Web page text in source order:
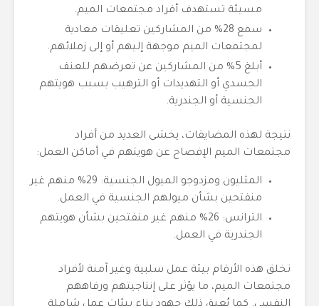
مسيئة تستهدف أفراد مجتمعات الميم.
سمع 28% من المشاركين تعليقات معادية
لمجتمعات الميم موجهة إليهم أو إلى زملائهم.
أبلغ 5% من المشاركين عن تعرضهم للعنف
الجسدي أو التهديدات أو الترهيب بسبب هويتهم
الجنسية أو الجندرية.
نتيجة لهذه المضايقات، يخشى العديد من أفراد
مجتمعات الميم الإفصاح عن هويتهم في أماكن العمل:
المثليون ومزدوجو الميول الجنسية: 29% منهم غير
منفتحين بشأن ميولهم الجنسية في العمل.
الترانس: 26% منهم غير منفتحين بشأن هويتهم
الجندرية في العمل.
تخلق هذه الأرقام بيئة عمل سلبية وغير آمنة لأفراد
مجتمعات الميم، ما يؤثر على إنتاجيتهم ورفاههم